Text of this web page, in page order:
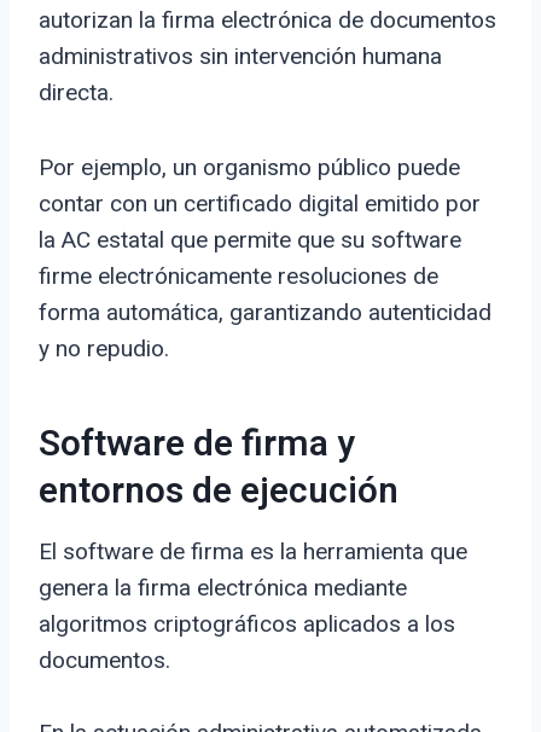
autorizan la firma electrónica de documentos
administrativos sin intervención humana
directa.
Por ejemplo, un organismo público puede
contar con un certificado digital emitido por
la AC estatal que permite que su software
firme electrónicamente resoluciones de
forma automática, garantizando autenticidad
y no repudio.
Software de firma y
entornos de ejecución
El software de firma es la herramienta que
genera la firma electrónica mediante
algoritmos criptográficos aplicados a los
documentos.